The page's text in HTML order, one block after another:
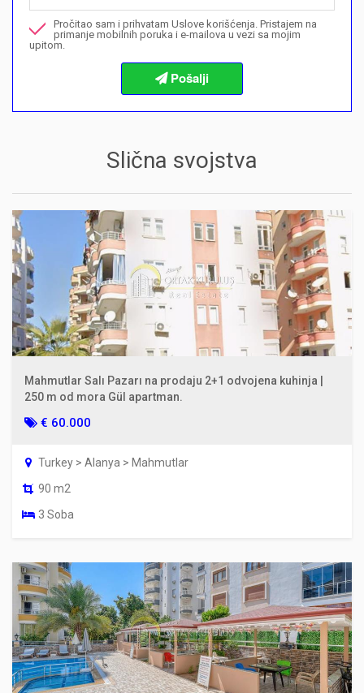
Želim da rezervišem gledanje
Pročitao sam i prihvatam Uslove korišćenja. Pristajem na
primanje mobilnih poruka i e-mailova u vezi sa mojim
upitom.
Slična svojstva
Mahmutlar Salı Pazarı na prodaju 2+1 odvojena kuhinja |
250 m od mora Gül apartman.
€ 60.000
Turkey > Alanya > Mahmutlar
90 m2
3 Soba